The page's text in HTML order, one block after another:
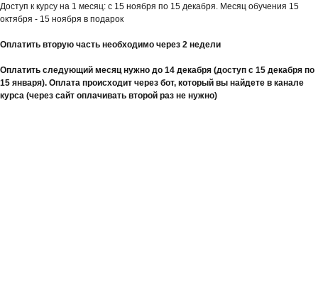
Доступ к курсу на 1 месяц: с 15 ноября по 15 декабря. Месяц обучения 15
октября - 15 ноября в подарок
Оплатить вторую часть необходимо через 2 недели
Оплатить следующий месяц нужно до 14 декабря (доступ с 15 декабря по
15 января). Оплата происходит через бот, который вы найдете в канале
курса (через сайт оплачивать второй раз не нужно)